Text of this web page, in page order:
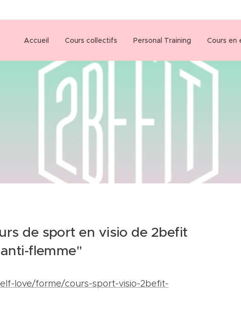
Accueil Cours collectifs Personal Training Cours en
de sport en visio de 2befit
flemme"
love/forme/cours-sport-visio-2befit-